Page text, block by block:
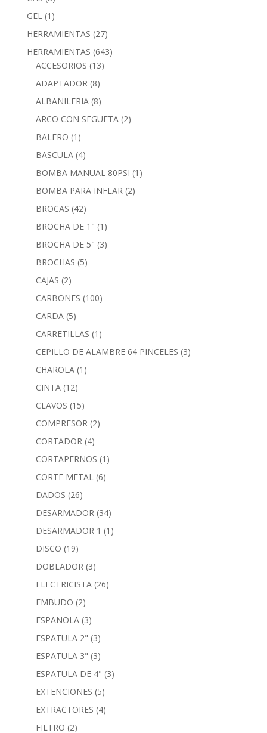
GEL (1)
HERRAMIENTAS (27)
HERRAMIENTAS (643)
ACCESORIOS (13)
ADAPTADOR (8)
ALBAÑILERIA (8)
ARCO CON SEGUETA (2)
BALERO (1)
BASCULA (4)
BOMBA MANUAL 80PSI (1)
BOMBA PARA INFLAR (2)
BROCAS (42)
BROCHA DE 1" (1)
BROCHA DE 5" (3)
BROCHAS (5)
CAJAS (2)
CARBONES (100)
CARDA (5)
CARRETILLAS (1)
CEPILLO DE ALAMBRE 64 PINCELES (3)
CHAROLA (1)
CINTA (12)
CLAVOS (15)
COMPRESOR (2)
CORTADOR (4)
CORTAPERNOS (1)
CORTE METAL (6)
DADOS (26)
DESARMADOR (34)
DESARMADOR 1 (1)
DISCO (19)
DOBLADOR (3)
ELECTRICISTA (26)
EMBUDO (2)
ESPAÑOLA (3)
ESPATULA 2" (3)
ESPATULA 3" (3)
ESPATULA DE 4" (3)
EXTENCIONES (5)
EXTRACTORES (4)
FILTRO (2)